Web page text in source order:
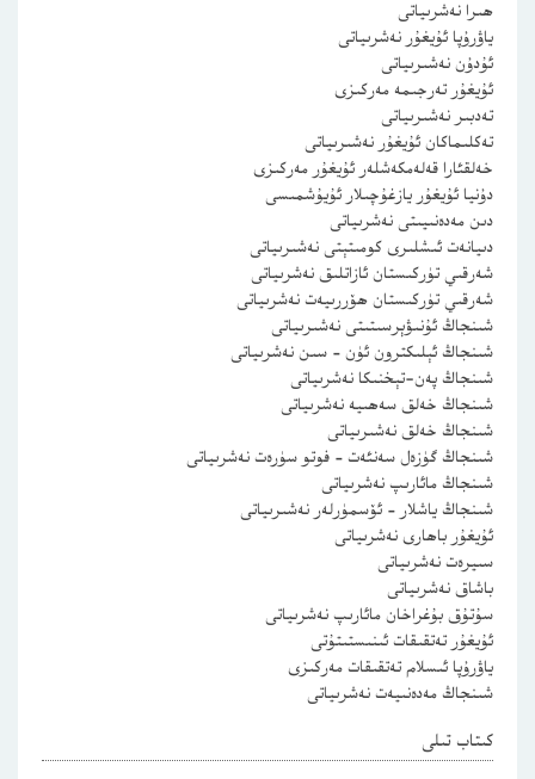
ھىرا نەشرىياتى
ياۋرۇپا ئۇيغۇر نەشرىياتى
ئۇدۇن نەشىرىياتى
ئۇيغۇر تەرجىمە مەركىزى
تەدبىر نەشىرىياتى
تەكلىماكان ئۇيغۇر نەشىرىياتى
خەلقئارا قەلەمكەشلەر ئۇيغۇر مەركىزى
دۇنيا ئۇيغۇر يازغۇچىلار ئۇيۇشمىسى
دىن مەدەنىيىتى نەشرىياتى
دىيانەت ئىشلىرى كومىتېتى نەشىرىياتى
شەرقىي تۈركىستان ئازاتلىق نەشرىياتى
شەرقىي تۈركىستان ھۆررىيەت نەشرىياتى
شىنجاڭ ئۇنىۋېرسىتىتى نەشىرىياتى
شىنجاڭ ئېلىكترون ئۈن – سىن نەشرىياتى
شىنجاڭ پەن-تېخنىكا نەشرىياتى
شىنجاڭ خەلق سەھىيە نەشرىياتى
شىنجاڭ خەلق نەشىرىياتى
شىنجاڭ گۈزەل سەنئەت – فوتو سۈرەت نەشرىياتى
شىنجاڭ مائارىپ نەشرىياتى
شىنجاڭ ياشلار – ئۆسمۈرلەر نەشىرىياتى
ئۇيغۇر باھارى نەشرىياتى
سىيرەت نەشرىياتى
باشاق نەشرىياتى
سۇتۇق بۇغراخان مائارىپ نەشرىياتى
ئۇيغۇر تەتقىقات ئىنىستىتۇتى
ياۋرۇپا ئىسلام تەتقىقات مەركىزى
شىنجاڭ مەدەنىيەت نەشرىياتى
كىتاب تىلى